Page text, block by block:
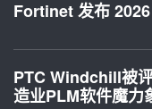
Fortinet 发布
PTC Windchill被
造业PLM软件魔